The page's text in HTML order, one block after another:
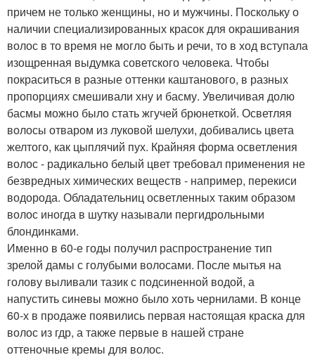
причем не только женщины, но и мужчины. Поскольку о
наличии специализированных красок для окрашивания
волос в то время не могло быть и речи, то в ход вступала
изощренная выдумка советского человека. Чтобы
покраситься в разные оттенки каштанового, в разных
пропорциях смешивали хну и басму. Увеличивая долю
басмы можно было стать жгучей брюнеткой. Осветляя
волосы отваром из луковой шелухи, добивались цвета
желтого, как цыплячий пух. Крайняя форма осветления
волос - радикально белый цвет требовал применения не
безвредных химических веществ - например, перекиси
водорода. Обладательниц осветленных таким образом
волос иногда в шутку называли пергидрольными
блондинками.
Именно в 60-е годы получил распространение тип
зрелой дамы с голубыми волосами. После мытья на
голову выливали тазик с подсиненной водой, а
напустить синевы можно было хоть чернилами. В конце
60-х в продаже появились первая настоящая краска для
волос из гдр, а также первые в нашей стране
оттеночные кремы для волос.